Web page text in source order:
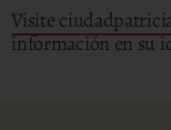
Visite
información en su